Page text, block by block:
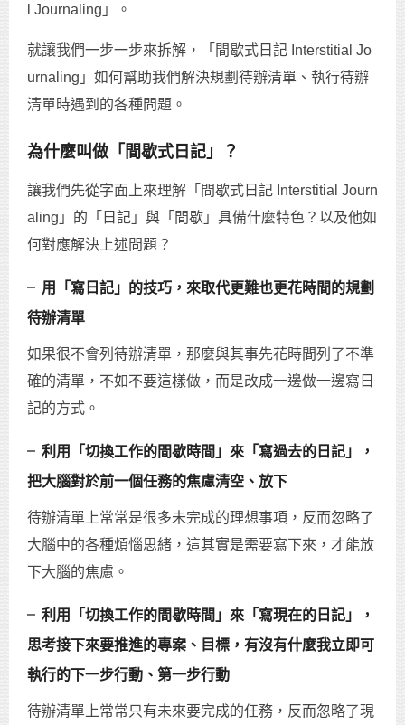
l Journaling」。
就讓我們一步一步來拆解，「間歇式日記 Interstitial Jo
urnaling」如何幫助我們解決規劃待辦清單、執行待辦
清單時遇到的各種問題。
為什麼叫做「間歇式日記」？
讓我們先從字面上來理解「間歇式日記 Interstitial Journ
aling」的「日記」與「間歇」具備什麼特色？以及他如
何對應解決上述問題？
╴用「寫日記」的技巧，來取代更難也更花時間的規劃
待辦清單
如果很不會列待辦清單，那麼與其事先花時間列了不準
確的清單，不如不要這樣做，而是改成一邊做一邊寫日
記的方式。
╴利用「切換工作的間歇時間」來「寫過去的日記」，
把大腦對於前一個任務的焦慮清空、放下
待辦清單上常常是很多未完成的理想事項，反而忽略了
大腦中的各種煩惱思緒，這其實是需要寫下來，才能放
下大腦的焦慮。
╴利用「切換工作的間歇時間」來「寫現在的日記」，
思考接下來要推進的專案、目標，有沒有什麼我立即可
執行的下一步行動、第一步行動
待辦清單上常常只有未來要完成的任務，反而忽略了現